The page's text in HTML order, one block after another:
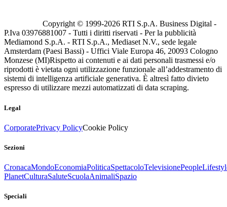
Copyright © 1999-2026 RTI S.p.A. Business Digital -
P.Iva 03976881007 - Tutti i diritti riservati - Per la pubblicità
Mediamond S.p.A. - RTI S.p.A., Mediaset N.V., sede legale
Amsterdam (Paesi Bassi) - Uffici Viale Europa 46, 20093 Cologno
Monzese (MI)Rispetto ai contenuti e ai dati personali trasmessi e/o
riprodotti è vietata ogni utilizzazione funzionale all’addestramento di
sistemi di intelligenza artificiale generativa. È altresì fatto divieto
espresso di utilizzare mezzi automatizzati di data scraping.
Legal
CorporatePrivacy PolicyCookie Policy
Sezioni
CronacaMondoEconomiaPoliticaSpettacoloTelevisionePeople
PlanetCulturaSaluteScuolaAnimaliSpazio
Speciali